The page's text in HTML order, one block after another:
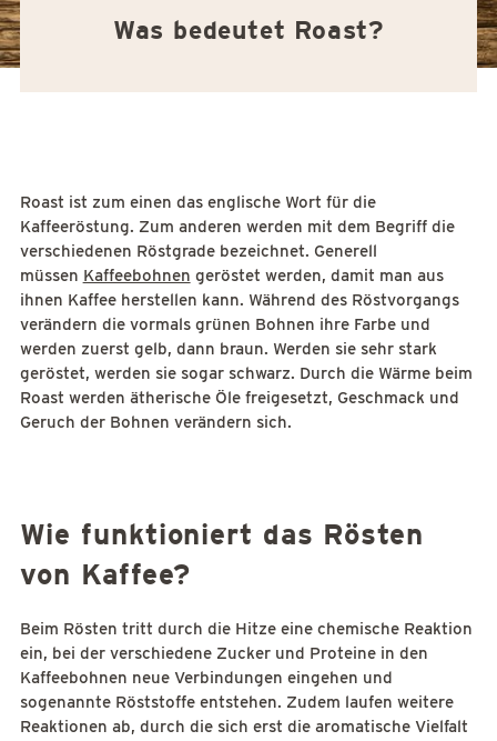
Was bedeutet Roast?
Roast ist zum einen das englische Wort für die
Kaffeeröstung. Zum anderen werden mit dem Begriff die
verschiedenen Röstgrade bezeichnet. Generell
müssen Kaffeebohnen geröstet werden, damit man aus
ihnen Kaffee herstellen kann. Während des Röstvorgangs
verändern die vormals grünen Bohnen ihre Farbe und
werden zuerst gelb, dann braun. Werden sie sehr stark
geröstet, werden sie sogar schwarz. Durch die Wärme beim
Roast werden ätherische Öle freigesetzt, Geschmack und
Geruch der Bohnen verändern sich.
Wie funktioniert das Rösten
von Kaffee?
Beim Rösten tritt durch die Hitze eine chemische Reaktion
ein, bei der verschiedene Zucker und Proteine in den
Kaffeebohnen neue Verbindungen eingehen und
sogenannte Röststoffe entstehen. Zudem laufen weitere
Reaktionen ab, durch die sich erst die aromatische Vielfalt